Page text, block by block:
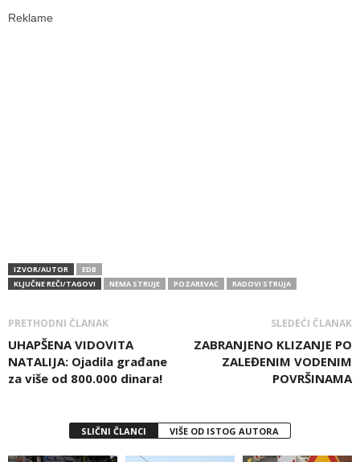
Reklame
IZVOR/AUTOR
EDB
KLJUČNE REČI/TAGOVI
NEMA STRUJE POZAREVAC RADOVI STRUJA
PRETHODNI ČLANAK
UHAPŠENA VIDOVITA
NATALIJA: Ojadila građane
za više od 800.000 dinara!
SLEDEĆI ČLANAK
ZABRANJENO KLIZANJE PO
ZALEĐENIM VODENIM
POVRŠINAMA
SLIČNI ČLANCI VIŠE OD ISTOG AUTORA